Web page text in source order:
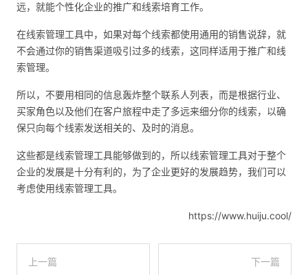
远，就能个性化企业的推广和线索培育工作。
在线索管理工具中，如果对每个线索都使用通用的销售说辞，就
不会通过你的销售渠道吸引过多的线索，这同样适用于推广和线
索管理。
所以，不要用相同的信息轰炸整个联系人列表，而是根据行业、
买家角色以及他们在客户旅程中走了多远来细分你的线索，以确
保只向每个线索发送相关的、及时的消息。
这些都是线索管理工具能够做到的，所以线索管理工具对于整个
企业的发展是十分有利的，为了企业更好的发展趋势，我们可以
考虑使用线索管理工具。
https://www.huiju.cool/
上一篇 下一篇